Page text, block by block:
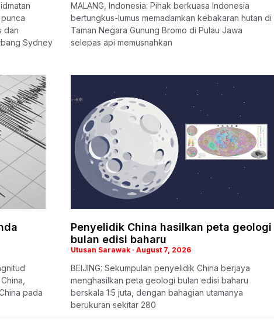
dan
Sydney
MALANG, Indonesia: Pihak berkuasa Indonesia
bertungkus-lumus memadamkan kebakaran hutan di
Taman Negara Gunung Bromo di Pulau Jawa
selepas api memusnahkan
pada
Penyelidik China hasilkan peta geologi
bulan edisi baharu
Utusan Sarawak August 7, 2026
BEIJING: Sekumpulan penyelidik China berjaya
menghasilkan peta geologi bulan edisi baharu
berskala 1:5 juta, dengan bahagian utamanya
berukuran sekitar 280